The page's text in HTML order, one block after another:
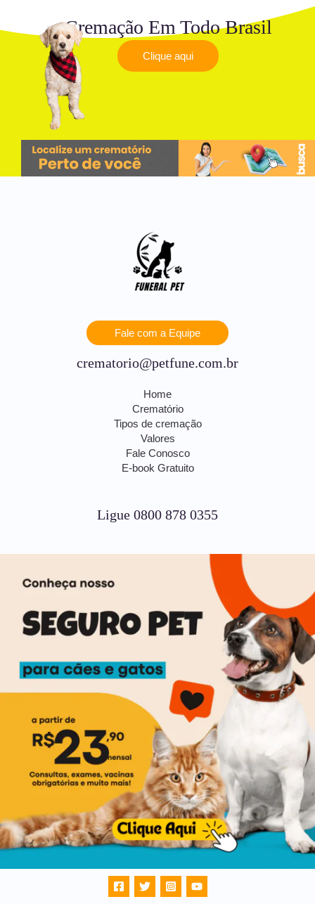
Cremação Em Todo Brasil
Clique aqui
Fale com a Equipe
crematorio@petfune.com.br
Home
Crematório
Tipos de cremação
Valores
Fale Conosco
E-book Gratuito
Ligue 0800 878 0355